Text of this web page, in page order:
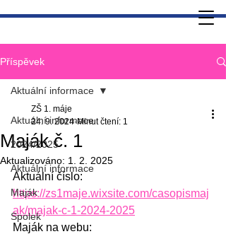
Příspěvek
Aktuální informace
2024/2025
Aktuální informace
Maják
Spolek
Aktuální informace
Maják č. 1
ZŠ 1. máje
24. 9. 2024 Minut čtení: 1
Aktualizováno: 1. 2. 2025
Aktuální číslo:
https://zs1maje.wixsite.com/casopismaj
ak/majak-c-1-2024-2025
Maják na webu: